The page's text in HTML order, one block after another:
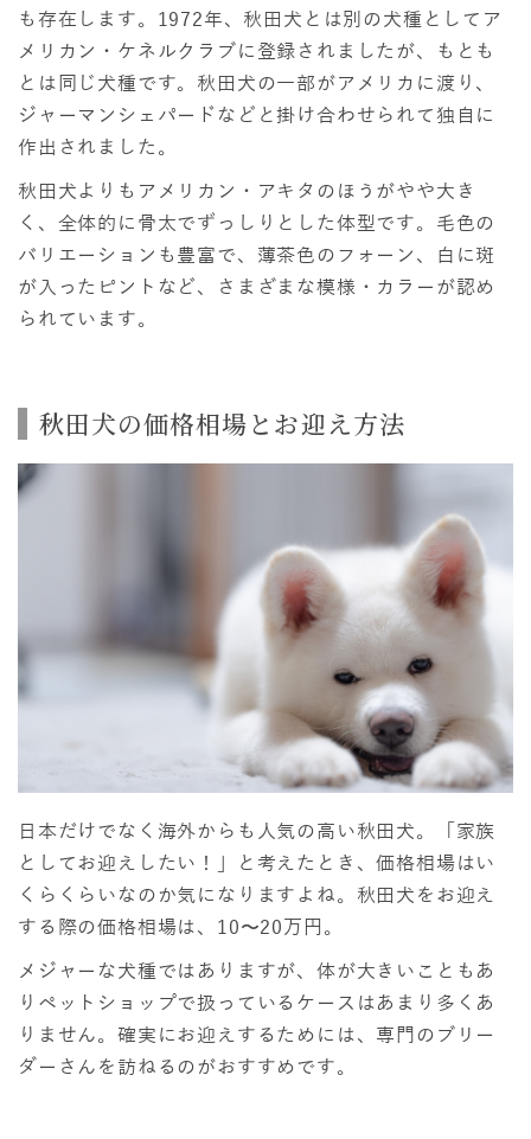
も存在します。1972年、秋田犬とは別の犬種としてア
メリカン・ケネルクラブに登録されましたが、もとも
とは同じ犬種です。秋田犬の一部がアメリカに渡り、
ジャーマンシェパードなどと掛け合わせられて独自に
作出されました。
秋田犬よりもアメリカン・アキタのほうがやや大き
く、全体的に骨太でずっしりとした体型です。毛色の
バリエーションも豊富で、薄茶色のフォーン、白に斑
が入ったピントなど、さまざまな模様・カラーが認め
られています。
秋田犬の価格相場とお迎え方法
日本だけでなく海外からも人気の高い秋田犬。「家族
としてお迎えしたい！」と考えたとき、価格相場はい
くらくらいなのか気になりますよね。秋田犬をお迎え
する際の価格相場は、10〜20万円。
メジャーな犬種ではありますが、体が大きいこともあ
りペットショップで扱っているケースはあまり多くあ
りません。確実にお迎えするためには、専門のブリー
ダーさんを訪ねるのがおすすめです。